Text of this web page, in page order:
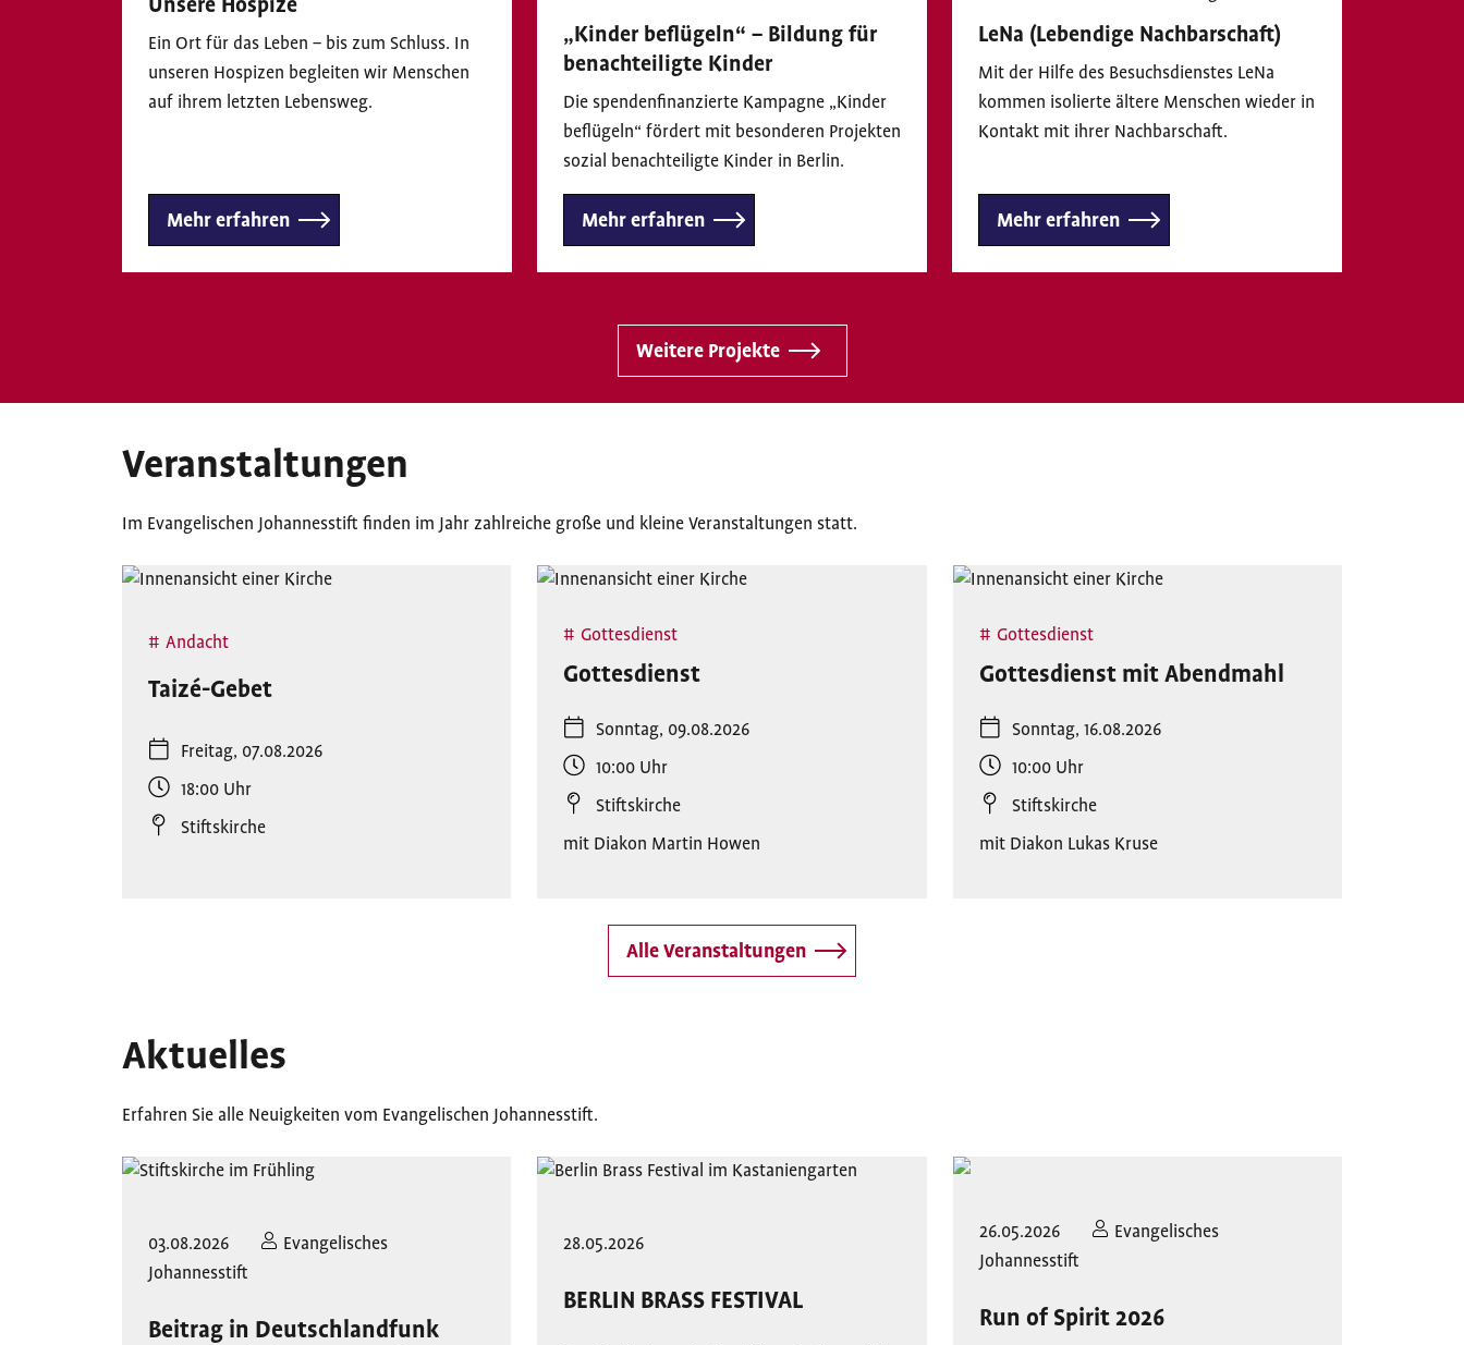
Unsere Hospize
Ein Ort für das Leben – bis zum Schluss. In
unseren Hospizen begleiten wir Menschen
auf ihrem letzten Lebensweg.
Mehr erfahren
„Kinder beflügeln“ – Bildung für
benachteiligte Kinder
Die spendenfinanzierte Kampagne „Kinder
beflügeln“ fördert mit besonderen Projekten
sozial benachteiligte Kinder in Berlin.
Mehr erfahren
LeNa (Lebendige Nachbarschaft)
Mit der Hilfe des Besuchsdienstes LeNa
kommen isolierte ältere Menschen wieder in
Kontakt mit ihrer Nachbarschaft.
Mehr erfahren
Weitere Projekte
Veranstaltungen
Im Evangelischen Johannesstift finden im Jahr zahlreiche große und kleine Veranstaltungen statt.
Andacht
Taizé-Gebet
Freitag, 07.08.2026
18:00 Uhr
Stiftskirche
Gottesdienst
Gottesdienst
Sonntag, 09.08.2026
10:00 Uhr
Stiftskirche
mit Diakon Martin Howen
Gottesdienst
Gottesdienst mit Abendmahl
Sonntag, 16.08.2026
10:00 Uhr
Stiftskirche
mit Diakon Lukas Kruse
Alle Veranstaltungen
Aktuelles
Erfahren Sie alle Neuigkeiten vom Evangelischen Johannesstift.
03.08.2026
Evangelisches
Johannesstift
Beitrag in Deutschlandfunk
28.05.2026
BERLIN BRASS FESTIVAL
26.05.2026
Evangelisches
Johannesstift
Run of Spirit 2026